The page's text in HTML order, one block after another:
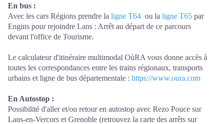
En bus :
Avec les cars Régions prendre la ligne T64 ou la ligne T65 par
Engins pour rejoindre Lans : Arrêt au départ de ce parcours
devant l'office de Tourisme.
Le calculateur d'itinéraire multimodal OùRA vous donne accès à
toutes les correspondances entre les trains régionaux, transports
urbains et ligne de bus départementale : https://www.oura.com
En Autostop :
Possibilité d'aller et/ou retour en autostop avec Rezo Pouce sur
Lans-en-Vercors et Grenoble (retrouvez la carte des arrêts sur